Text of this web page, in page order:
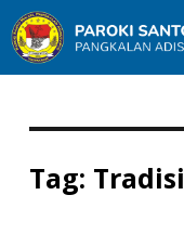
Tag: